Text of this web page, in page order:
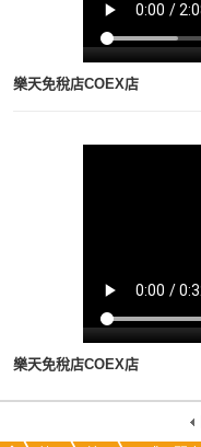
樂天免稅店COEX店
樂天免稅店COEX店